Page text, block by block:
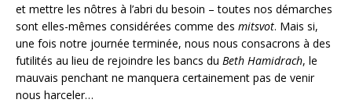
et mettre les nôtres à l’abri du besoin – toutes nos démarches
sont elles-mêmes considérées comme des mitsvot. Mais si,
une fois notre journée terminée, nous nous consacrons à des
futilités au lieu de rejoindre les bancs du Beth Hamidrach, le
mauvais penchant ne manquera certainement pas de venir
nous harceler…